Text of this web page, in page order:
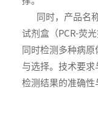
同时，产品名称
试剂盒（PCR-荧
同时检测多种病
与选择。技术要
检测结果的准确性